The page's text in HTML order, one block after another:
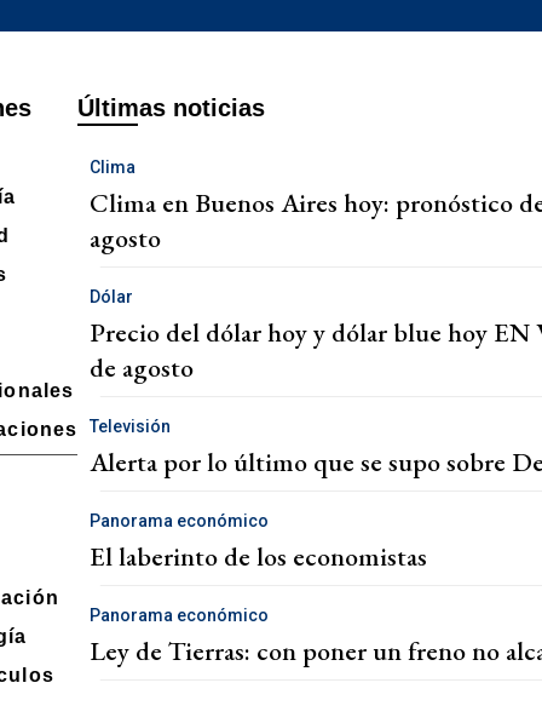
Últimas noticias
Clima
Clima en Buenos Aires hoy: pronóstico
agosto
Dólar
Precio del dólar hoy y dólar blue hoy EN
de agosto
Televisión
Alerta por lo último que se supo sobre
Panorama económico
El laberinto de los economistas
Panorama económico
Ley de Tierras: con poner un freno no